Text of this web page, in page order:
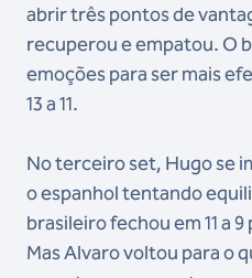
abrir três pontos de
recuperou e empatou. O
emoções para ser mais
13 a 11.
No terceiro set, Hugo se
o espanhol tentando
brasileiro fechou em 11 a 9
Mas Alvaro voltou para o